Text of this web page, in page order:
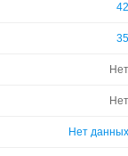
42
35
Нет
Нет
Нет данных